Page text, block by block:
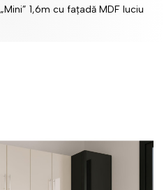
1,6m cu fațadă MDF luciu